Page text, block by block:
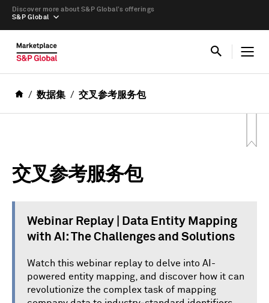
S&P Global
Discover more about S&P Global’s offerings
数据集 交叉参考服务包
交叉参考服务包
Webinar Replay | Data Entity Mapping
with AI: The Challenges and Solutions
Watch this webinar replay to delve into AI-
powered entity mapping, and discover how it can
revolutionize the complex task of mapping